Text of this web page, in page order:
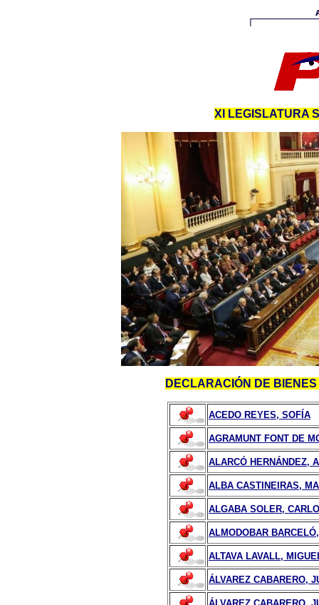
XI LEGISLATURA
DECLARACIÓN DE
ACEDO REYES, SOFÍA
AGRAMUNT FONT DE
ALARCÓ HERNÁNDEZ,
ALBA CASTINEIRAS,
ALGABA SOLER,
ALMODOBAR
ALTAVA LAVALL,
ÁLVAREZ CABARERO,